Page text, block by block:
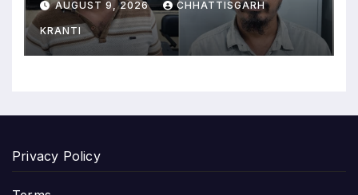
AUGUST 9, 2026 CHHATTISGARH
KRANTI
Privacy Policy